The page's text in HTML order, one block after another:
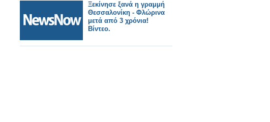
Ξεκίνησε ξανά η γραμμή
Θεσσαλονίκη - Φλώρινα
μετά από 3 χρόνια!
Βίντεο.